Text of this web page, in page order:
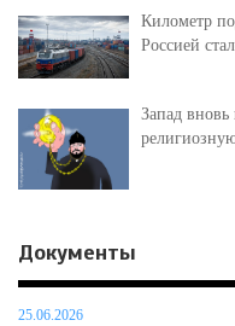
Километр
Россией
Запад вновь
Документы
25.06.2026